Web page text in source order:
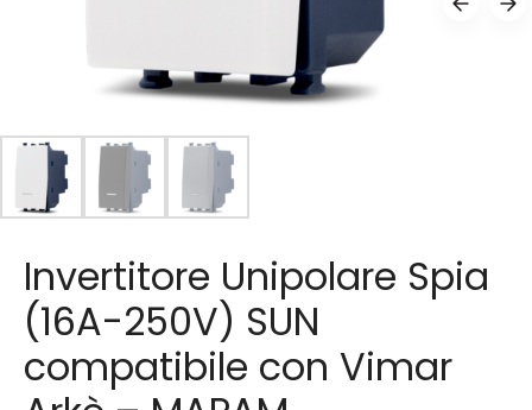
Invertitore Unipolare Spia
(16A-250V) SUN
compatibile con Vimar